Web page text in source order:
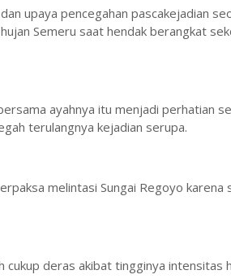
upaya pencegahan pascakejadian
Semeru saat hendak berangkat
ayahnya itu menjadi perhatian
terulangnya kejadian serupa.
melintasi Sungai Regoyo karena
cukup deras akibat tingginya intensitas